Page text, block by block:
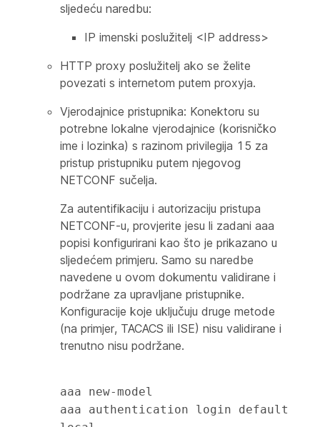
sljedeću naredbu:
IP imenski poslužitelj <IP address>
HTTP proxy poslužitelj ako se želite
povezati s internetom putem proxyja.
Vjerodajnice pristupnika: Konektoru su
potrebne lokalne vjerodajnice (korisničko
ime i lozinka) s razinom privilegija 15 za
pristup pristupniku putem njegovog
NETCONF sučelja.
Za autentifikaciju i autorizaciju pristupa
NETCONF-u, provjerite jesu li zadani aaa
popisi konfigurirani kao što je prikazano u
sljedećem primjeru. Samo su naredbe
navedene u ovom dokumentu validirane i
podržane za upravljane pristupnike.
Konfiguracije koje uključuju druge metode
(na primjer, TACACS ili ISE) nisu validirane i
trenutno nisu podržane.
aaa new-model
aaa authentication login default